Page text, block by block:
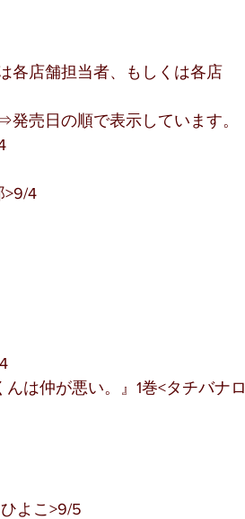
各店舗担当者、もしくは各店
売日の順で表示しています。
>9/4
は仲が悪い。』1巻<タチバナロ
よこ>9/5